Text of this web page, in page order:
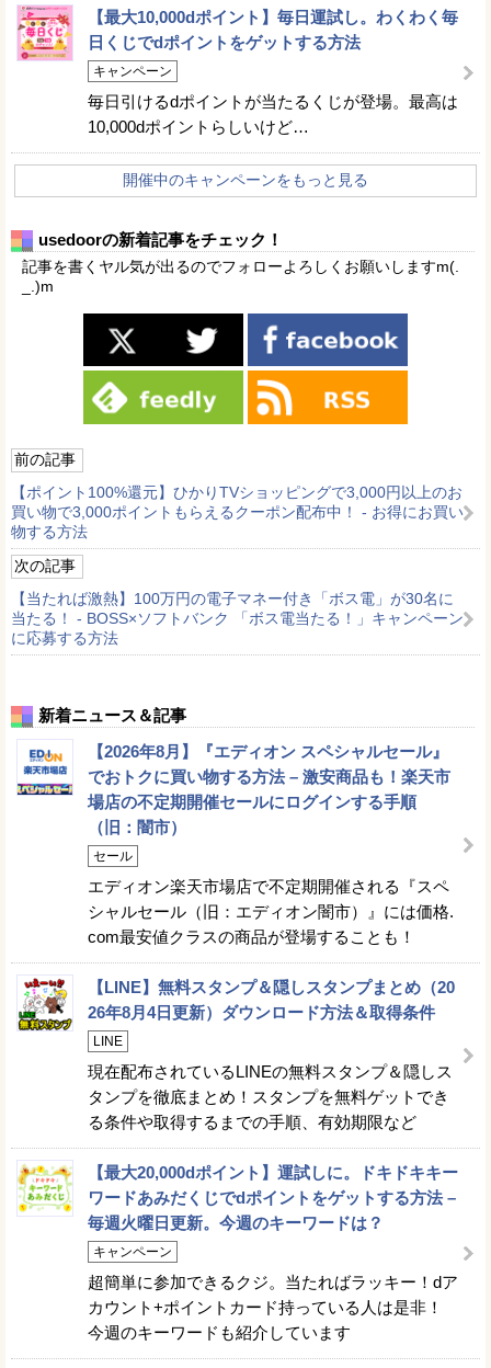
【最大10,000dポイント】毎日運試し。わくわく毎
日くじでdポイントをゲットする方法
キャンペーン
毎日引けるdポイントが当たるくじが登場。最高は
10,000dポイントらしいけど…
開催中のキャンペーンをもっと見る
usedoorの新着記事をチェック！
記事を書くヤル気が出るのでフォローよろしくお願いしますm(.
_.)m
前の記事
【ポイント100%還元】ひかりTVショッピングで3,000円以上のお
買い物で3,000ポイントもらえるクーポン配布中！ - お得にお買い
物する方法
次の記事
【当たれば激熱】100万円の電子マネー付き「ボス電」が30名に
当たる！ - BOSS×ソフトバンク 「ボス電当たる！」キャンペーン
に応募する方法
新着ニュース＆記事
【2026年8月】『エディオン スペシャルセール』
でおトクに買い物する方法 – 激安商品も！楽天市
場店の不定期開催セールにログインする手順
（旧：闇市）
セール
エディオン楽天市場店で不定期開催される『スペ
シャルセール（旧：エディオン闇市）』には価格.
com最安値クラスの商品が登場することも！
【LINE】無料スタンプ＆隠しスタンプまとめ（20
26年8月4日更新）ダウンロード方法＆取得条件
LINE
現在配布されているLINEの無料スタンプ＆隠しス
タンプを徹底まとめ！スタンプを無料ゲットでき
る条件や取得するまでの手順、有効期限など
【最大20,000dポイント】運試しに。ドキドキキー
ワードあみだくじでdポイントをゲットする方法 –
毎週火曜日更新。今週のキーワードは？
キャンペーン
超簡単に参加できるクジ。当たればラッキー！dア
カウント+ポイントカード持っている人は是非！
今週のキーワードも紹介しています